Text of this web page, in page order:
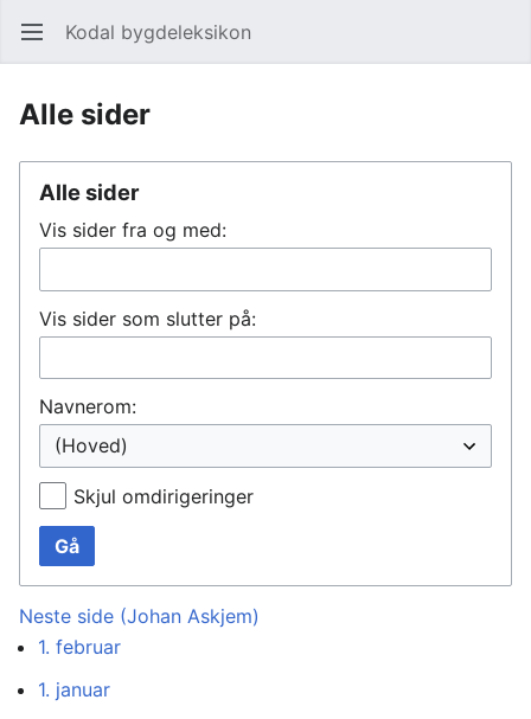
Åpne hovedmenyen Kodal bygdeleksikon
Alle sider
Alle sider
Vis sider fra og med:
Vis sider som slutter på:
Navnerom:
Skjul omdirigeringer
Gå
Neste side (Johan Askjem)
1. februar
1. januar